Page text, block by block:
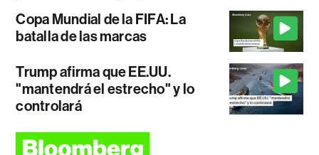
Copa Mundial de la FIFA: La
batalla de las marcas
Trump afirma que EE.UU.
"mantendrá el estrecho" y lo
controlará